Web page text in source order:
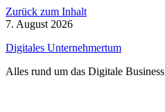
Zurück zum Inhalt
7. August 2026
Digitales Unternehmertum
Alles rund um das Digitale Business